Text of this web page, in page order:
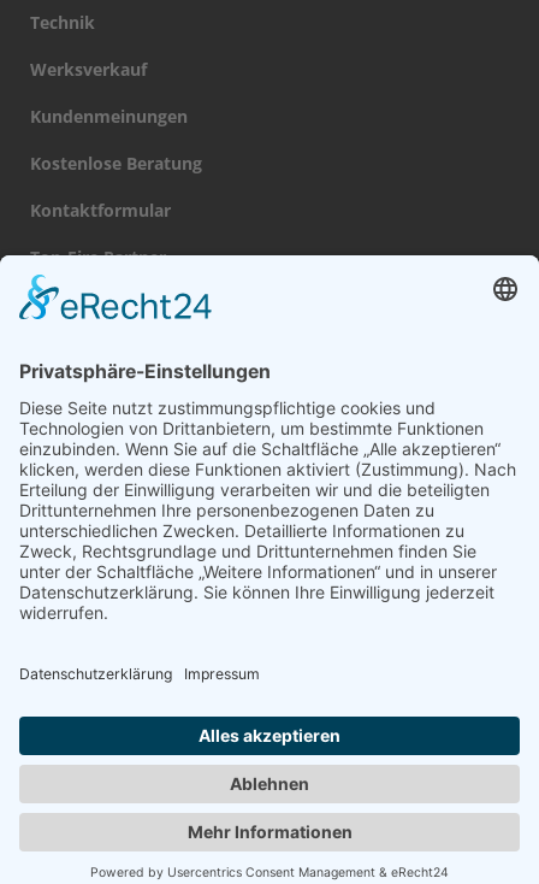
Technik
Werksverkauf
Kundenmeinungen
Kostenlose Beratung
Kontaktformular
Top-Fire Partner
Datenschutz
Navigation
Gas Kamin
Kamintüren auf Maß
Kaminöfen / Pelletöfen
Kamineinsatz
Broschüre